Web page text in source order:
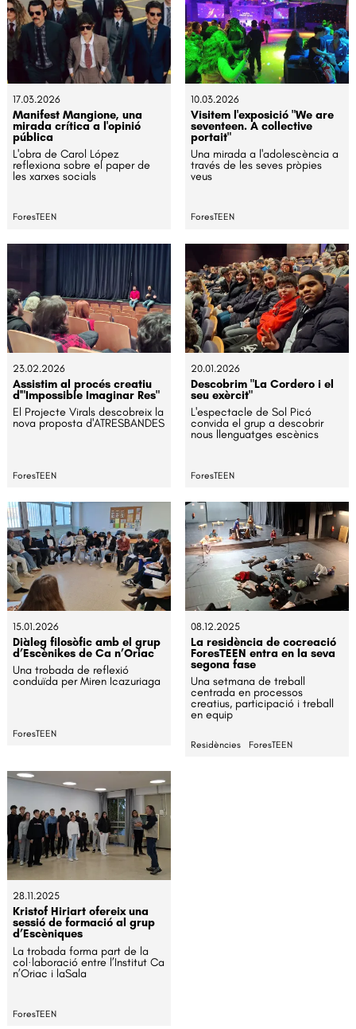
17.03.2026
Manifest Mangione, una
mirada crítica a l'opinió
pública
L'obra de Carol López
reflexiona sobre el paper de
les xarxes socials
ForesTEEN
10.03.2026
Visitem l'exposició "We are
seventeen. A collective
portait"
Una mirada a l'adolescència a
través de les seves pròpies
veus
ForesTEEN
23.02.2026
Assistim al procés creatiu
d'"Impossible Imaginar Res"
El Projecte Virals descobreix la
nova proposta d'ATRESBANDES
ForesTEEN
20.01.2026
Descobrim "La Cordero i el
seu exèrcit"
L'espectacle de Sol Picó
convida el grup a descobrir
nous llenguatges escènics
ForesTEEN
15.01.2026
Diàleg filosòfic amb el grup
d’Escènikes de Ca n’Oriac
Una trobada de reflexió
conduïda per Miren Icazuriaga
ForesTEEN
08.12.2025
La residència de cocreació
ForesTEEN entra en la seva
segona fase
Una setmana de treball
centrada en processos
creatius, participació i treball
en equip
Residències ForesTEEN
28.11.2025
Kristof Hiriart ofereix una
sessió de formació al grup
d’Escèniques
La trobada forma part de la
col·laboració entre l’Institut Ca
n’Oriac i laSala
ForesTEEN